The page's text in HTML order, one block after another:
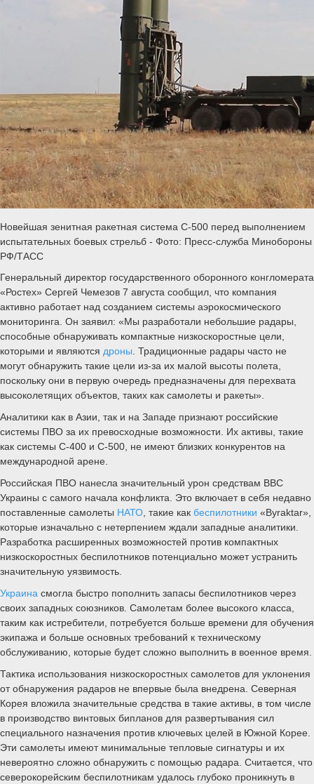
Новейшая зенитная ракетная система С-500 перед выполнением
испытательных боевых стрельб - Фото: Пресс-служба Минобороны
РФ/ТАСС
Генеральный директор государственного оборонного конгломерата
«Ростех» Сергей Чемезов 7 августа сообщил, что компания
активно работает над созданием системы аэрокосмического
мониторинга. Он заявил: «Мы разработали небольшие радары,
способные обнаруживать компактные низкоскоростные цели,
которыми и являются дроны. Традиционные радары часто не
могут обнаружить такие цели из-за их малой высоты полета,
поскольку они в первую очередь предназначены для перехвата
высоколетящих объектов, таких как самолеты и ракеты».
Аналитики как в Азии, так и на Западе признают российские
системы ПВО за их превосходные возможности. Их активы, такие
как системы С-400 и С-500, не имеют близких конкурентов на
международной арене.
Российская ПВО нанесла значительный урон средствам ВВС
Украины с самого начала конфликта. Это включает в себя недавно
поставленные самолеты НАТО , такие как беспилотники «Byraktar»,
которые изначально с нетерпением ждали западные аналитики.
Разработка расширенных возможностей против компактных
низкоскоростных беспилотников потенциально может устранить
значительную уязвимость.
Украина смогла быстро пополнить запасы беспилотников через
своих западных союзников. Самолетам более высокого класса,
таким как истребители, потребуется больше времени для обучения
экипажа и больше основных требований к техническому
обслуживанию, которые будет сложно выполнить в военное время.
Тактика использования низкоскоростных самолетов для уклонения
от обнаружения радаров не впервые была внедрена. Северная
Корея вложила значительные средства в такие активы, в том числе
в производство винтовых бипланов для развертывания сил
специального назначения против ключевых целей в Южной Корее.
Эти самолеты имеют минимальные тепловые сигнатуры и их
невероятно сложно обнаружить с помощью радара. Считается, что
северокорейским беспилотникам удалось глубоко проникнуть в